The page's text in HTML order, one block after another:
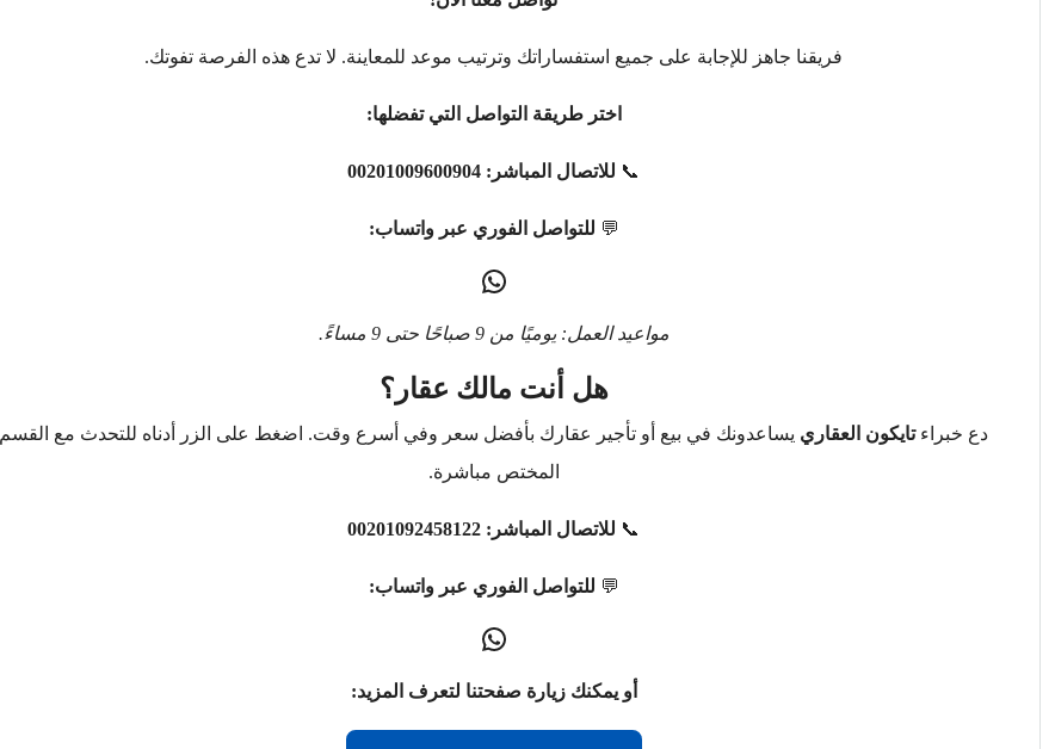
فريقنا جاهز للإجابة على جميع استفساراتك وترتيب موعد للمعاينة. لا تدع هذه الفرصة تفوتك.
اختر طريقة التواصل التي تفضلها:
📞 للاتصال المباشر: 00201009600904
💬 للتواصل الفوري عبر واتساب:
مواعيد العمل: يوميًا من 9 صباحًا حتى 9 مساءً.
هل أنت مالك عقار؟
دع خبراءتايكون العقاري يساعدونك في بيع أو تأجير عقارك بأفضل سعر وفي أسرع وقت. اضغط على الزر أدناه للتحدث مع القسم
المختص مباشرة.
📞 للاتصال المباشر: 00201092458122
💬 للتواصل الفوري عبر واتساب:
أو يمكنك زيارة صفحتنا لتعرف المزيد: